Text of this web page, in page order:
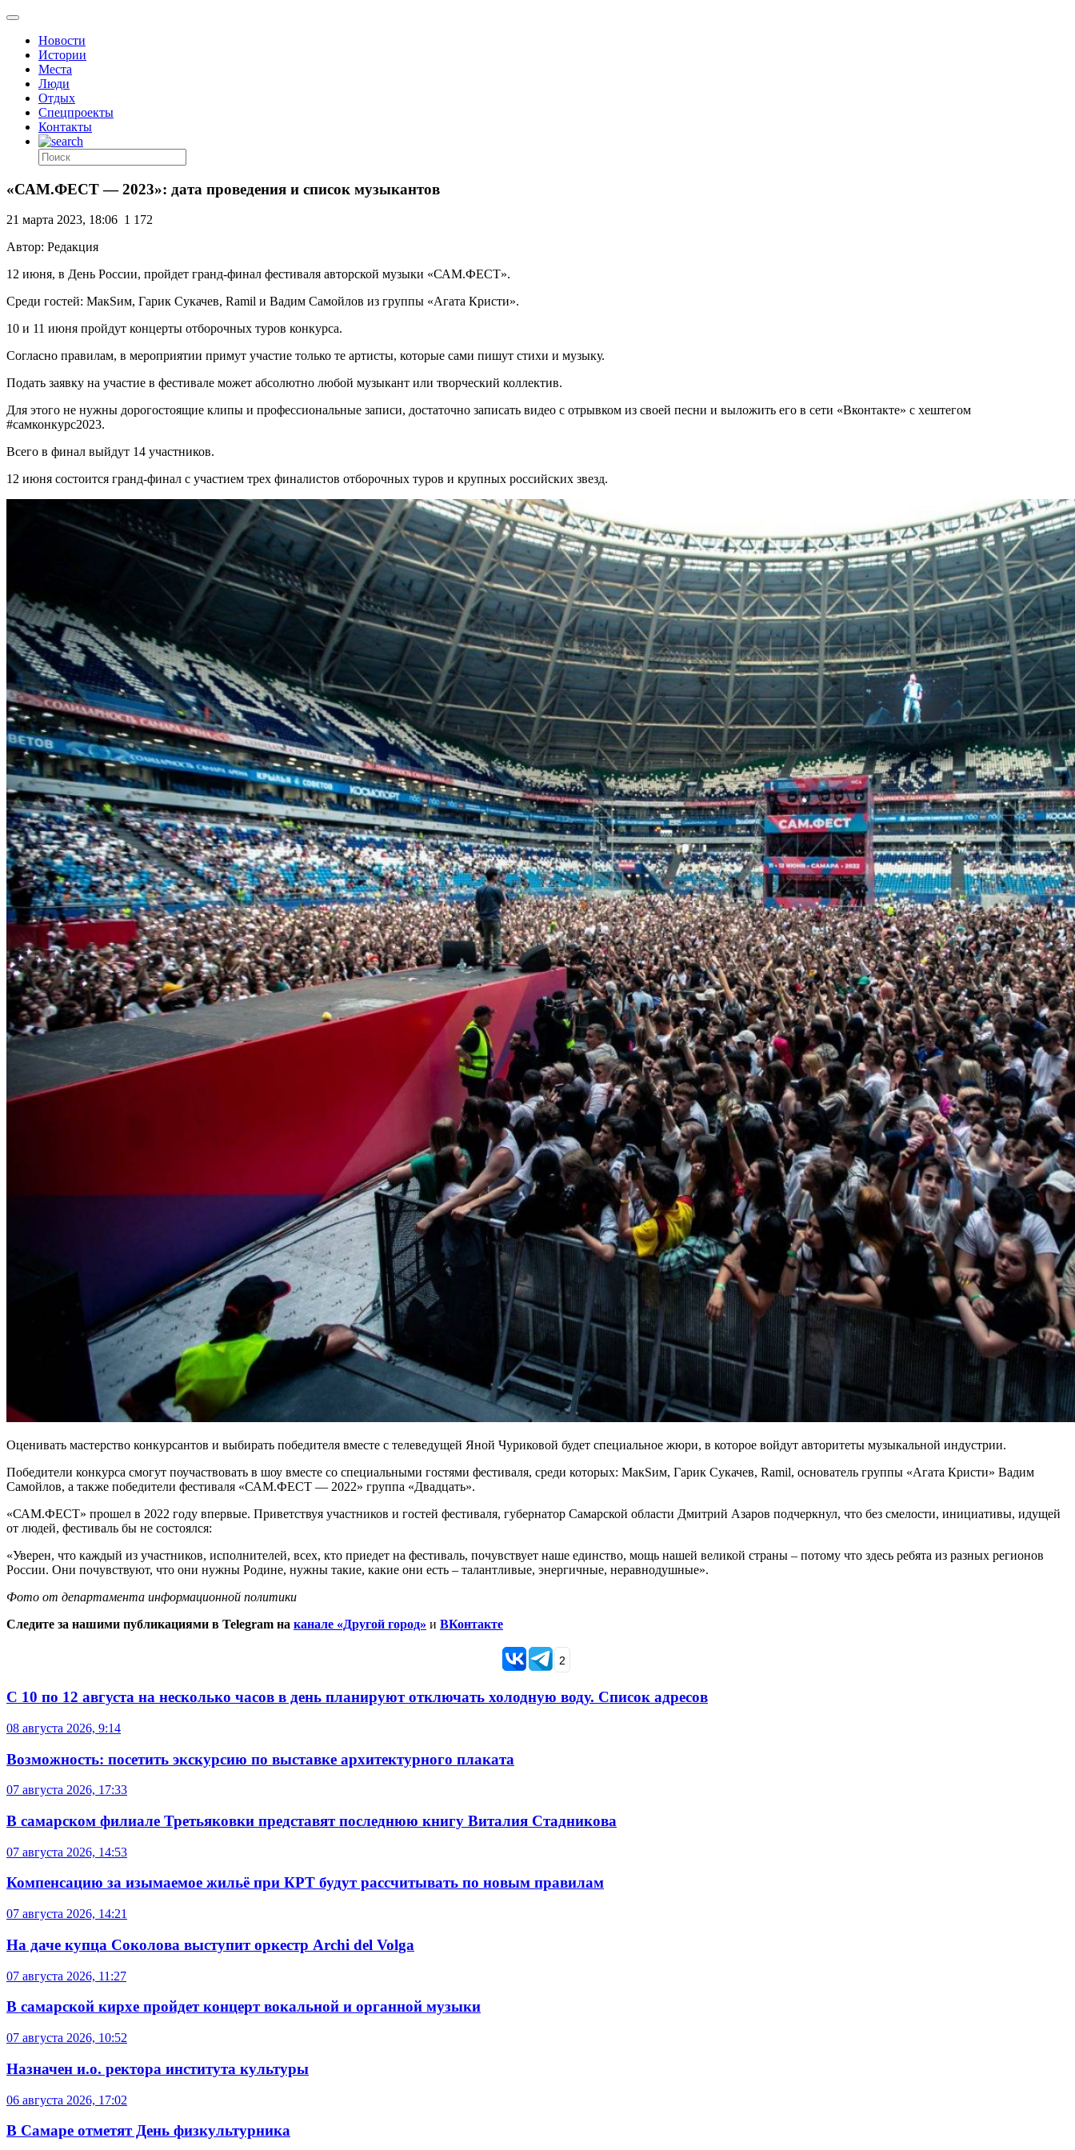
Новости
Истории
Места
Люди
Отдых
Спецпроекты
Контакты
«САМ.ФЕСТ — 2023»: дата проведения и список музыкантов
21 марта 2023, 18:06 1 172
Автор: Редакция
12 июня, в День России, пройдет гранд-финал фестиваля авторской музыки «САМ.ФЕСТ».
Среди гостей: МакSим, Гарик Сукачев, Ramil и Вадим Самойлов из группы «Агата Кристи».
10 и 11 июня пройдут концерты отборочных туров конкурса.
Согласно правилам, в мероприятии примут участие только те артисты, которые сами пишут стихи и музыку.
Подать заявку на участие в фестивале может абсолютно любой музыкант или творческий коллектив.
Для этого не нужны дорогостоящие клипы и профессиональные записи, достаточно записать видео с отрывком из своей песни и выложить его в сети «Вконтакте» с хештегом
#самконкурс2023.
Всего в финал выйдут 14 участников.
12 июня состоится гранд-финал с участием трех финалистов отборочных туров и крупных российских звезд.
Оценивать мастерство конкурсантов и выбирать победителя вместе с телеведущей Яной Чуриковой будет специальное жюри, в которое войдут авторитеты музыкальной индустрии.
Победители конкурса смогут поучаствовать в шоу вместе со специальными гостями фестиваля, среди которых: МакSим, Гарик Сукачев, Ramil, основатель группы «Агата Кристи» Вадим
Самойлов, а также победители фестиваля «САМ.ФЕСТ — 2022» группа «Двадцать».
«САМ.ФЕСТ» прошел в 2022 году впервые. Приветствуя участников и гостей фестиваля, губернатор Самарской области Дмитрий Азаров подчеркнул, что без смелости, инициативы, идущей
от людей, фестиваль бы не состоялся:
«Уверен, что каждый из участников, исполнителей, всех, кто приедет на фестиваль, почувствует наше единство, мощь нашей великой страны – потому что здесь ребята из разных регионов
России. Они почувствуют, что они нужны Родине, нужны такие, какие они есть – талантливые, энергичные, неравнодушные».
Фото от департамента информационной политики
Следите за нашими публикациями в Telegram на канале «Другой город» и ВКонтакте
2
С 10 по 12 августа на несколько часов в день планируют отключать холодную воду. Список адресов
08 августа 2026, 9:14
Возможность: посетить экскурсию по выставке архитектурного плаката
07 августа 2026, 17:33
В самарском филиале Третьяковки представят последнюю книгу Виталия Стадникова
07 августа 2026, 14:53
Компенсацию за изымаемое жильё при КРТ будут рассчитывать по новым правилам
07 августа 2026, 14:21
На даче купца Соколова выступит оркестр Archi del Volga
07 августа 2026, 11:27
В самарской кирхе пройдет концерт вокальной и органной музыки
07 августа 2026, 10:52
Назначен и.о. ректора института культуры
06 августа 2026, 17:02
В Самаре отметят День физкультурника